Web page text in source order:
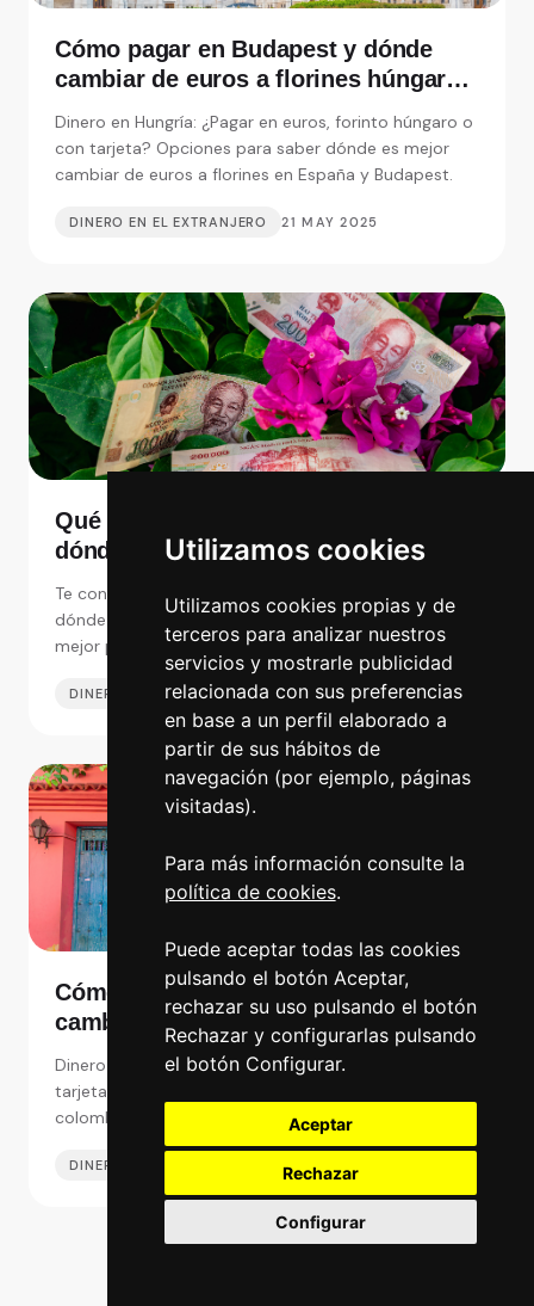
Utilizamos cookies
Utilizamos cookies propias y de
terceros para analizar nuestros
servicios y mostrarle publicidad
relacionada con sus preferencias
en base a un perfil elaborado a
partir de sus hábitos de
navegación (por ejemplo, páginas
visitadas).
Para más información consulte la
política de cookies.
Puede aceptar todas las cookies
pulsando el botón Aceptar,
rechazar su uso pulsando el botón
Rechazar y configurarlas pulsando
el botón Configurar.
Aceptar
Rechazar
Configurar
Cómo pagar en Budapest y dónde
cambiar de euros a florines húngaros
Dinero en Hungría: ¿Pagar en euros, forinto húngaro o
con tarjeta? Opciones para saber dónde es mejor
cambiar de euros a florines en España y Budapest.
DINERO EN EL EXTRANJERO 21 MAY 2025
Qué son las monedas exóticas y
dónde comprarlas en España
Te contamos por qué se llaman monedas exóticas y
dónde puedes comprar online estas monedas al
mejor precio en España para tus viajes al extranjero.
DINERO EN EL EXTRANJERO 14 MAY 2025
Cómo pagar en Colombia y dónde
cambiar de euros a pesos
colombianos en España
Dinero en Colombia: Pagar en efectivo con pesos o
tarjeta, y dónde es mejor cambiar de euros a pesos
colombianos en España y Colombia.
DINERO EN EL EXTRANJERO 07 MAY 2025